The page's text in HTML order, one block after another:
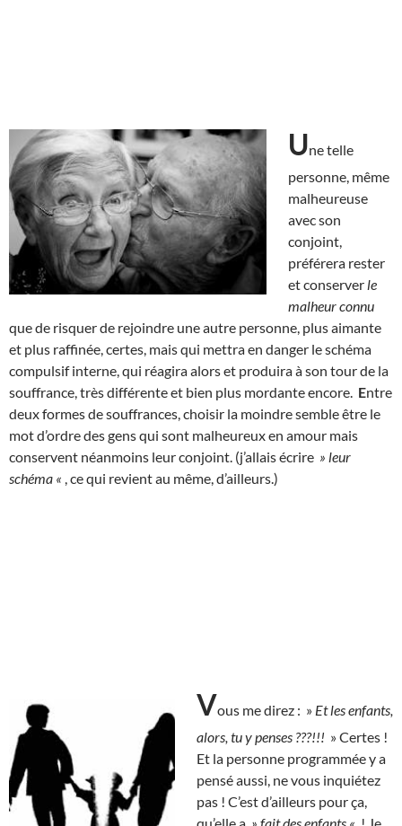
Une telle
personne, même
malheureuse
avec son
conjoint,
préférera rester
et conserver le
malheur connu
que de risquer de rejoindre une autre personne, plus aimante
et plus raffinée, certes, mais qui mettra en danger le schéma
compulsif interne, qui réagira alors et produira à son tour de la
souffrance, très différente et bien plus mordante encore. Entre
deux formes de souffrances, choisir la moindre semble être le
mot d’ordre des gens qui sont malheureux en amour mais
conservent néanmoins leur conjoint. (j’allais écrire » leur
schéma « , ce qui revient au même, d’ailleurs.)
Vous me direz : » Et les enfants,
alors, tu y penses ???!!! » Certes !
Et la personne programmée y a
pensé aussi, ne vous inquiétez
pas ! C’est d’ailleurs pour ça,
qu’elle a » fait des enfants « ! Je